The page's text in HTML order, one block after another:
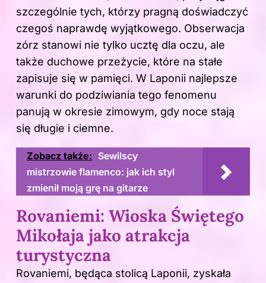
szczególnie tych, którzy pragną doświadczyć
czegoś naprawdę wyjątkowego. Obserwacja
zórz stanowi nie tylko ucztę dla oczu, ale
także duchowe przeżycie, które na stałe
zapisuje się w pamięci. W Laponii najlepsze
warunki do podziwiania tego fenomenu
panują w okresie zimowym, gdy noce stają
się długie i ciemne.
Zobacz także: Sewilscy
mistrzowie flamenco: jak ich styl
zmienił moją grę na gitarze
Rovaniemi: Wioska Świętego
Mikołaja jako atrakcja
turystyczna
Rovaniemi, będąca stolicą Laponii, zyskała